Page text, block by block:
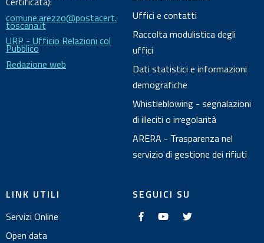
t
o
comune.arezzo@postacert.
toscana.it
URP - Ufficio Relazioni col
Pubblico
Redazione web
Uffici e contatti
Raccolta modulistica degli
uffici
Dati statistici e informazioni
demografiche
Whistleblowing - segnalazioni
di illeciti o irregolarità
ARERA - Trasparenza nel
servizio di gestione dei rifiuti
LINK UTILI
Servizi Online
Open data
SEGUICI SU
t
w